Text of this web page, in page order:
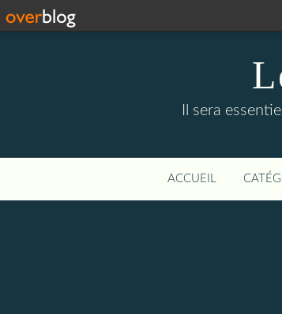
Il sera
ACCUEIL